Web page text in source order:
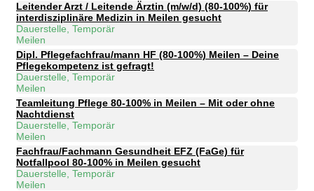
Leitender Arzt / Leitende Ärztin (m/w/d) (80-100%) für
interdisziplinäre Medizin in Meilen gesucht
Dauerstelle, Temporär
Meilen
Dipl. Pflegefachfrau/mann HF (80-100%) Meilen – Deine
Pflegekompetenz ist gefragt!
Dauerstelle, Temporär
Meilen
Teamleitung Pflege 80-100% in Meilen – Mit oder ohne
Nachtdienst
Dauerstelle, Temporär
Meilen
Fachfrau/Fachmann Gesundheit EFZ (FaGe) für
Notfallpool 80-100% in Meilen gesucht
Dauerstelle, Temporär
Meilen